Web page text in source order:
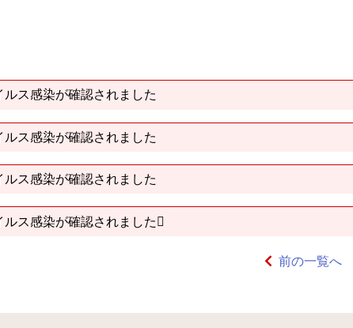
ス感染が確認されました
ス感染が確認されました
ス感染が確認されました
ス感染が確認されました
前の一覧へ